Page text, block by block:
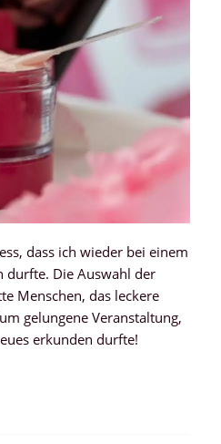
dass ich wieder bei einem
durfte. Die Auswahl der
Menschen, das leckere
gelungene Veranstaltung,
erkunden durfte!